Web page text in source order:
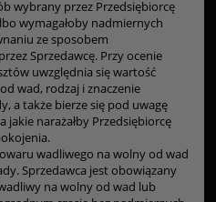
wybrany przez Przedsiębiorcę
wymagałoby nadmiernych
ze sposobem
Sprzedawcę. Przy ocenie
uwzględnia się wartość
wad, rodzaj i znaczenie
a także bierze się pod uwagę
jakie narażałby Przedsiębiorcę
wadliwego na wolny od wad
Sprzedawca jest obowiązany
na wolny od wad lub